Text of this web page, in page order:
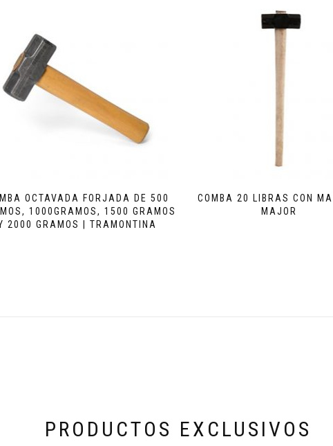
OCTAVADA FORJADA DE 500
1000GRAMOS, 1500 GRAMOS
2000 GRAMOS | TRAMONTINA
COMBA 20 LIBRAS CON
MAJOR
PRODUCTOS EXCLUSIVOS